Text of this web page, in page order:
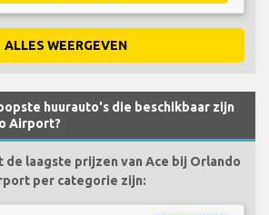
ALLES WEERGEVEN
huurauto's die beschikbaar zijn
Airport?
de laagste prijzen van Ace bij Orlando
per categorie zijn: